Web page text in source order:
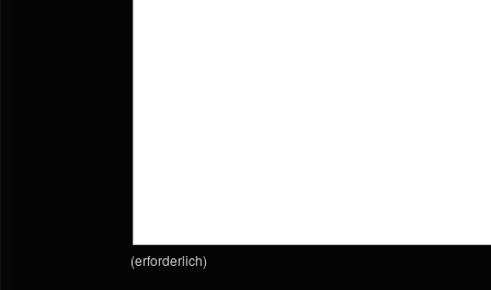
(erforderlich)